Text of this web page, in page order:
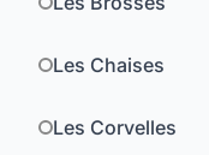
Les Chaises
Les Corvelles